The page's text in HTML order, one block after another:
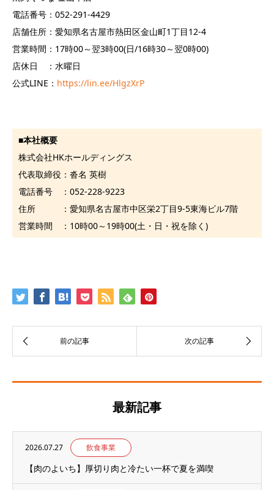
電話番号：052-291-4429
店舗住所：愛知県名古屋市熱田区金山町1丁目12-4
営業時間：17時00～翌3時00(日/16時30～翌0時00)
店休日 ：水曜日
公式LINE： https://lin.ee/HlgzXrP
■本社概要
株式会社HKホールディングス
代表取締役：沓名 英樹
電話番号 ：052-228-9223
住所 ：愛知県名古屋市中区栄2丁目9-5東海ビル7階
営業時間 ：10時00～19時00(土・日・祝を除く)
最新記事
2026.07.27 飲食事業
【肉のよいち】厚切り肉と冷たい一杯で夏を満喫